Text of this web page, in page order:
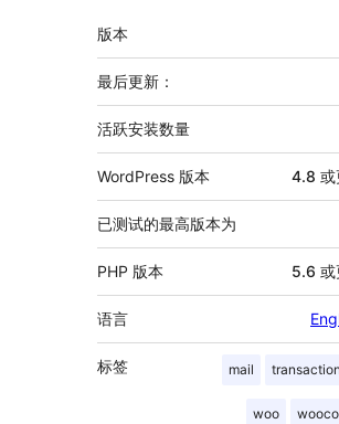
额
外
信
息
版本
最后更新：
活跃安装数量
WordPress 版本 4.8 或
已测试的最高版本为
PHP 版本 5.6 或
语言
标签 mail
woo